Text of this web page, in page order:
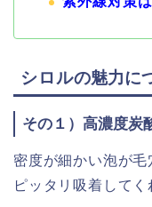
シロルの魅力に
その１）高濃度炭
密度が細かい泡が
ピッタリ吸着してく